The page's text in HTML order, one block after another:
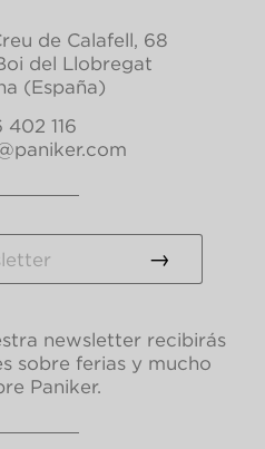
de Calafell, 68
del Llobregat
(España)
402 116
newsletter recibirás
sobre ferias y mucho
Paniker.